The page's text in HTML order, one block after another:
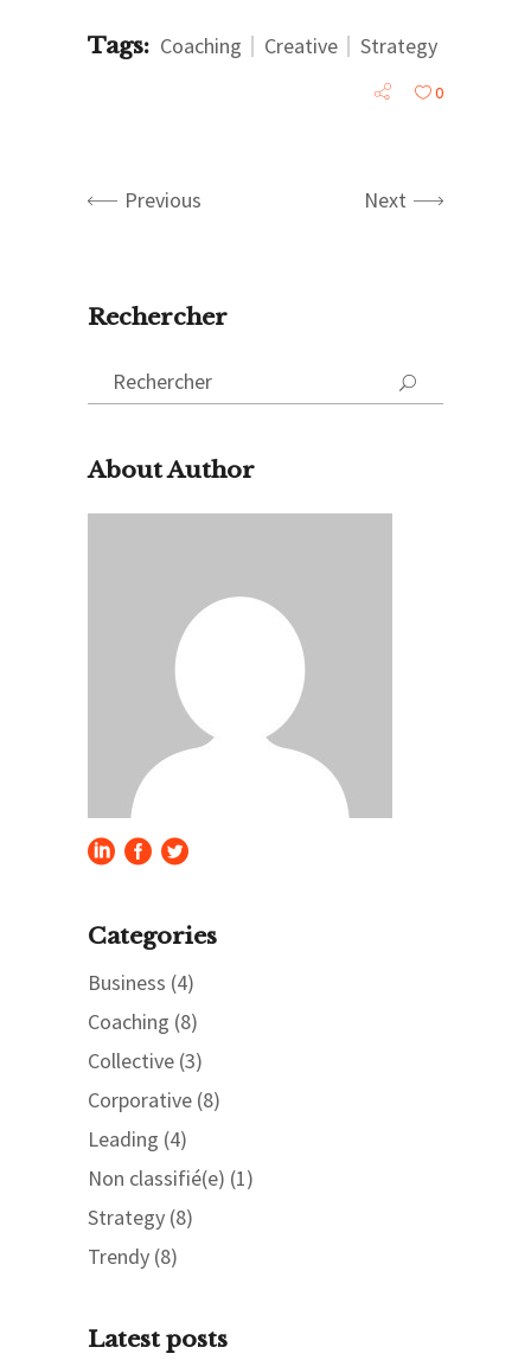
Tags: Coaching Creative Strategy
0
Previous Next
Rechercher
Search
for:
About Author
Categories
Business (4)
Coaching (8)
Collective (3)
Corporative (8)
Leading (4)
Non classifié(e) (1)
Strategy (8)
Trendy (8)
Latest posts